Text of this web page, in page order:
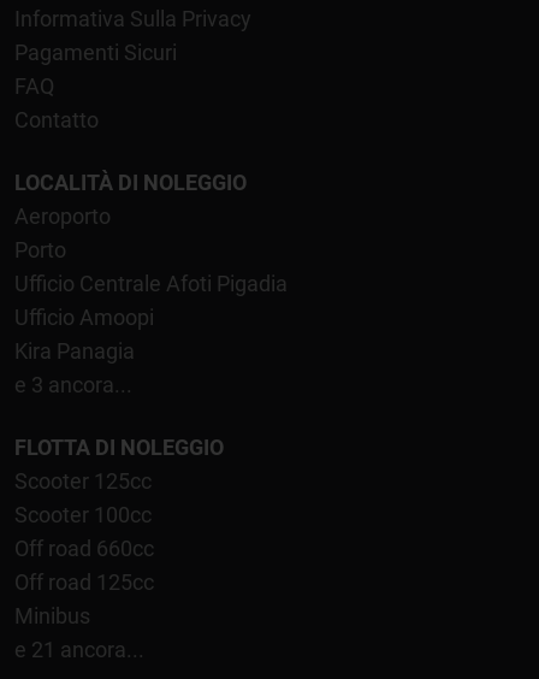
Informativa Sulla Privacy
Pagamenti Sicuri
FAQ
Contatto
LOCALITÀ DI NOLEGGIO
Aeroporto
Porto
Ufficio Centrale Afoti Pigadia
Ufficio Amoopi
Kira Panagia
e 3 ancora...
FLOTTA DI NOLEGGIO
Scooter 125cc
Scooter 100cc
Off road 660cc
Off road 125cc
Minibus
e 21 ancora...